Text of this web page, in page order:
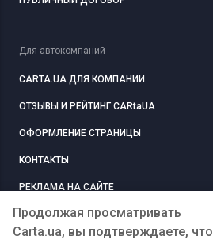
Продолжая просматривать
Carta.ua, вы подтверждаете, что
Для автокомпаний
CARTA.UA ДЛЯ КОМПАНИИ
ОТЗЫВЫ И РЕЙТИНГ CARtaUA
ОФОРМЛЕНИЕ СТРАНИЦЫ
КОНТАКТЫ
РЕКЛАМА НА САЙТЕ